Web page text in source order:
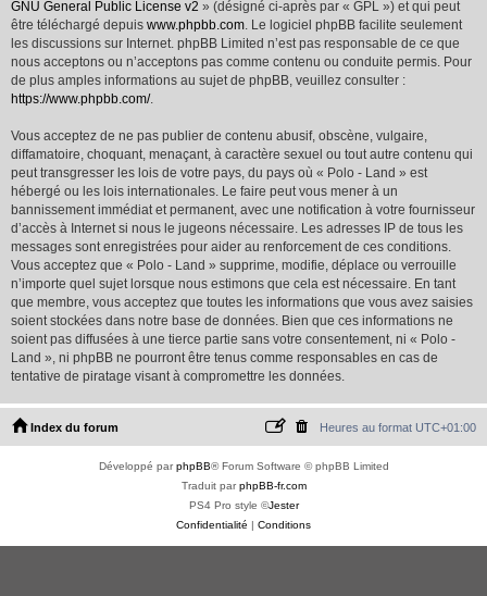
GNU General Public License v2 » (désigné ci-après par « GPL ») et qui peut
être téléchargé depuis www.phpbb.com. Le logiciel phpBB facilite seulement
les discussions sur Internet. phpBB Limited n’est pas responsable de ce que
nous acceptons ou n’acceptons pas comme contenu ou conduite permis. Pour
de plus amples informations au sujet de phpBB, veuillez consulter :
https://www.phpbb.com/.
Vous acceptez de ne pas publier de contenu abusif, obscène, vulgaire,
diffamatoire, choquant, menaçant, à caractère sexuel ou tout autre contenu qui
peut transgresser les lois de votre pays, du pays où « Polo - Land » est
hébergé ou les lois internationales. Le faire peut vous mener à un
bannissement immédiat et permanent, avec une notification à votre fournisseur
d’accès à Internet si nous le jugeons nécessaire. Les adresses IP de tous les
messages sont enregistrées pour aider au renforcement de ces conditions.
Vous acceptez que « Polo - Land » supprime, modifie, déplace ou verrouille
n’importe quel sujet lorsque nous estimons que cela est nécessaire. En tant
que membre, vous acceptez que toutes les informations que vous avez saisies
soient stockées dans notre base de données. Bien que ces informations ne
soient pas diffusées à une tierce partie sans votre consentement, ni « Polo -
Land », ni phpBB ne pourront être tenus comme responsables en cas de
tentative de piratage visant à compromettre les données.
Index du forum Heures au format UTC+01:00
Développé parphpBB® Forum Software © phpBB Limited
Traduit parphpBB-fr.com
PS4 Pro style ©Jester
Confidentialité | Conditions